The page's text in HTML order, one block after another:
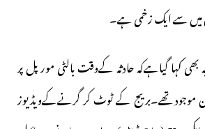
میں سے ایک زخمی ہے۔
بھی کہا گیاہےکہ حادثہ کےوقت بالٹی مور پل پر
موجود تھے۔بریج کے ٹوٹ کر گرنےکےویڈیوز